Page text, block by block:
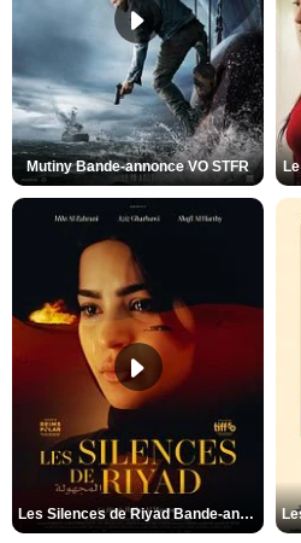
Mutiny Bande-annonce VO STFR
Les Silences de Riyad Bande-annonce VO STFR